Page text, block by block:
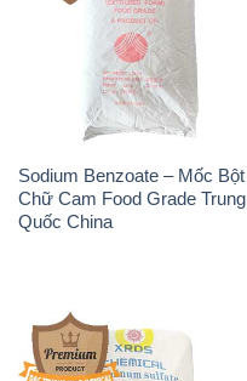
Sodium Benzoate – Mốc Bột
Chữ Cam Food Grade Trung
Quốc China